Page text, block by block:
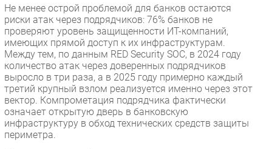
Не менее острой проблемой для банков остаются
риски атак через подрядчиков: 76% банков не
проверяют уровень защищенности ИТ-компаний,
имеющих прямой доступ к их инфраструктурам.
Между тем, по данным RED Security SOC, в 2024 году
количество атак через доверенных подрядчиков
выросло в три раза, а в 2025 году примерно каждый
третий крупный взлом реализуется именно через этот
вектор. Компрометация подрядчика фактически
означает открытую дверь в банковскую
инфраструктуру в обход технических средств защиты
периметра.